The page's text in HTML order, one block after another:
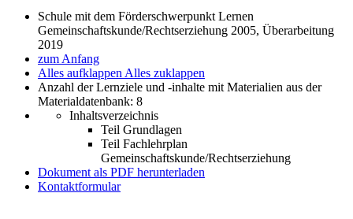
Schule mit dem Förderschwerpunkt Lernen
Gemeinschaftskunde/Rechtserziehung 2005, Überarbeitung
2019
zum Anfang
Alles aufklappen Alles zuklappen
Anzahl der Lernziele und -inhalte mit Materialien aus der
Materialdatenbank: 8
Inhaltsverzeichnis
Teil Grundlagen
Teil Fachlehrplan
Gemeinschaftskunde/Rechtserziehung
Dokument als PDF herunterladen
Kontaktformular